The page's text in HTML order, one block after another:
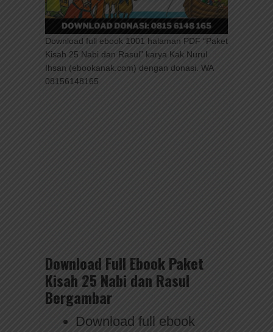
Download full ebook 1001 halaman PDF “Paket
Kisah 25 Nabi dan Rasul” karya Kak Nurul
Ihsan (ebookanak.com) dengan donasi. WA
08156148165
Download Full Ebook Paket
Kisah 25 Nabi dan Rasul
Bergambar
Download full ebook